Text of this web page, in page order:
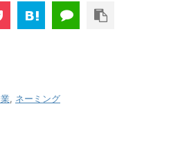
, ネーミング